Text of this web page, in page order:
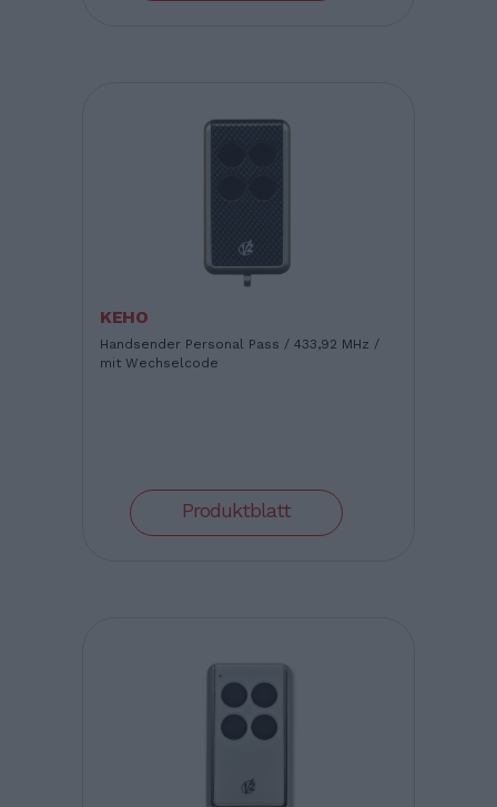
KEHO
Handsender Personal Pass / 433,92 MHz /
mit Wechselcode
Produktblatt